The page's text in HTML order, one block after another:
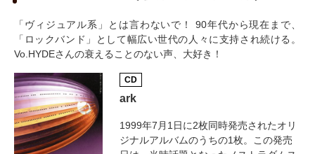
「ヴィジュアル系」とは言わないで！ 90年代から現在まで、
「ロックバンド」として幅広い世代の人々に支持され続ける。
Vo.HYDEさんの衰えることのない声、大好き！
CD
ark
1999年7月1日に2枚同時発売されたオリ
ジナルアルバムのうちの1枚。この発売